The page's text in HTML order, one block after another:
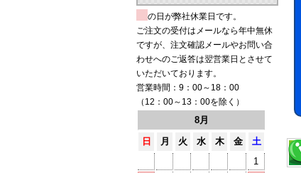
の日が弊社休業日です。
ご注文の受付はメールなら年中無休
ですが、注文確認メールやお問い合
わせへのご返答は翌営業日とさせて
いただいております。
営業時間：9：00～18：00
（12：00～13：00を除く）
8月
日
月 火 水 木 金
土
1